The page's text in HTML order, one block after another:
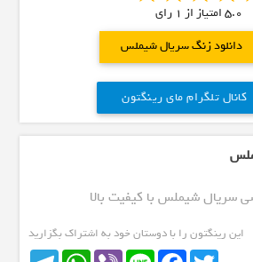
5.0امتیاز از 1 رای
دانلود زنگ سریال شیملس
کانال تلگرام مای رینگتون
سریال شیملس با کیفیت بالا
این رینگتون را با دوستان خود به اشتراک بگزارید
TelegramWhatsApp Viber Line
FacebookTwitter